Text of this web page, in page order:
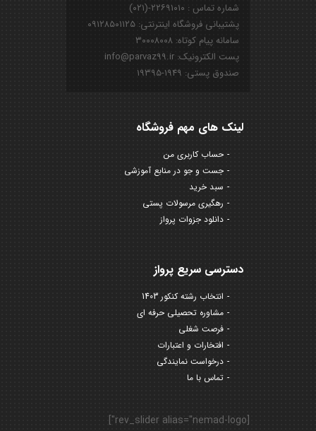
شماره تماس : ۲۲۶۹۱۰۱۰-(۰۲۱)
پشتیبانی فروشگاه اینترنتی: ۰۹۱۲۸۵۰۱۱۲۵
سامانه پیام کوتاه: ۳۰۰۰۸۰۰۸
پست الکترونیک: info@parvaz99.ir
صندوق پستی: ۱۹۴۹-۱۹۳۹۵
لینک های مهم فروشگاه
حساب کاربری من
جست و جو در منابع آموزشی
سبد خرید
رهگیری مرسولات پستی
دانلود جزوات پرواز
دسترسی سریع پرواز
انتخاب رشته کنکور 1403
مشاوره تحصیلی حرفه ای
فرصت شغلی
افتخارات و اعتبارات
درخواست نمایندگی
تماس با ما
[rev_slider alias="nemad-logo"]